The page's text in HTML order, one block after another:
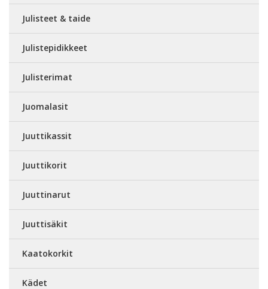
Julisteet & taide
Julistepidikkeet
Julisterimat
Juomalasit
Juuttikassit
Juuttikorit
Juuttinarut
Juuttisäkit
Kaatokorkit
Kädet